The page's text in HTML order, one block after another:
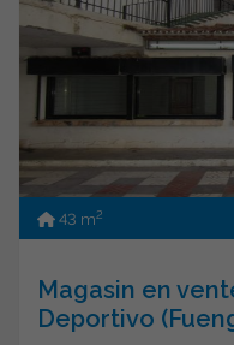
43 m2
Magasin en
Deportivo